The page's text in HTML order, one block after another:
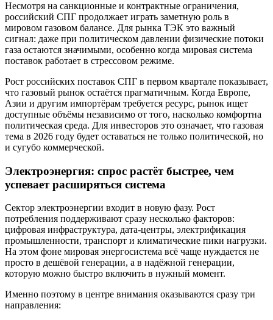
Несмотря на санкционные и контрактные ограничения,
российский СПГ продолжает играть заметную роль в
мировом газовом балансе. Для рынка ТЭК это важный
сигнал: даже при политическом давлении физические потоки
газа остаются значимыми, особенно когда мировая система
поставок работает в стрессовом режиме.
Рост российских поставок СПГ в первом квартале показывает,
что газовый рынок остаётся прагматичным. Когда Европе,
Азии и другим импортёрам требуется ресурс, рынок ищет
доступные объёмы независимо от того, насколько комфортна
политическая среда. Для инвесторов это означает, что газовая
тема в 2026 году будет оставаться не только политической, но
и сугубо коммерческой.
Электроэнергия: спрос растёт быстрее, чем
успевает расширяться система
Сектор электроэнергии входит в новую фазу. Рост
потребления поддерживают сразу несколько факторов:
цифровая инфраструктура, дата-центры, электрификация
промышленности, транспорт и климатические пики нагрузки.
На этом фоне мировая энергосистема всё чаще нуждается не
просто в дешёвой генерации, а в надёжной генерации,
которую можно быстро включить в нужный момент.
Именно поэтому в центре внимания оказываются сразу три
направления: